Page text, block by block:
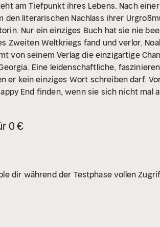
am Tiefpunkt ihres Lebens. Nach
den literarischen Nachlass ihrer
Nur ein einziges Buch hat sie nie
Zweiten Weltkriegs fand und verlor.
von seinem Verlag die einzigartige
Eine leidenschaftliche,
er kein einziges Wort schreiben darf.
End finden, wenn sie sich nicht mal
0 €
dir während der Testphase vollen